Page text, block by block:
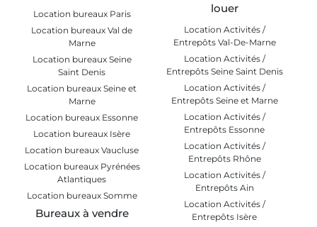
Location bureaux Paris
Location bureaux Val de
Marne
Location bureaux Seine
Saint Denis
Location bureaux Seine et
Marne
Location bureaux Essonne
Location bureaux Isère
Location bureaux Vaucluse
Location bureaux Pyrénées
Atlantiques
Location bureaux Somme
Bureaux à vendre
louer
Location Activités /
Entrepôts Val-De-Marne
Location Activités /
Entrepôts Seine Saint Denis
Location Activités /
Entrepôts Seine et Marne
Location Activités /
Entrepôts Essonne
Location Activités /
Entrepôts Rhône
Location Activités /
Entrepôts Ain
Location Activités /
Entrepôts Isère